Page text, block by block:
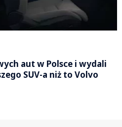
aut w Polsce i wydali
SUV-a niż to Volvo